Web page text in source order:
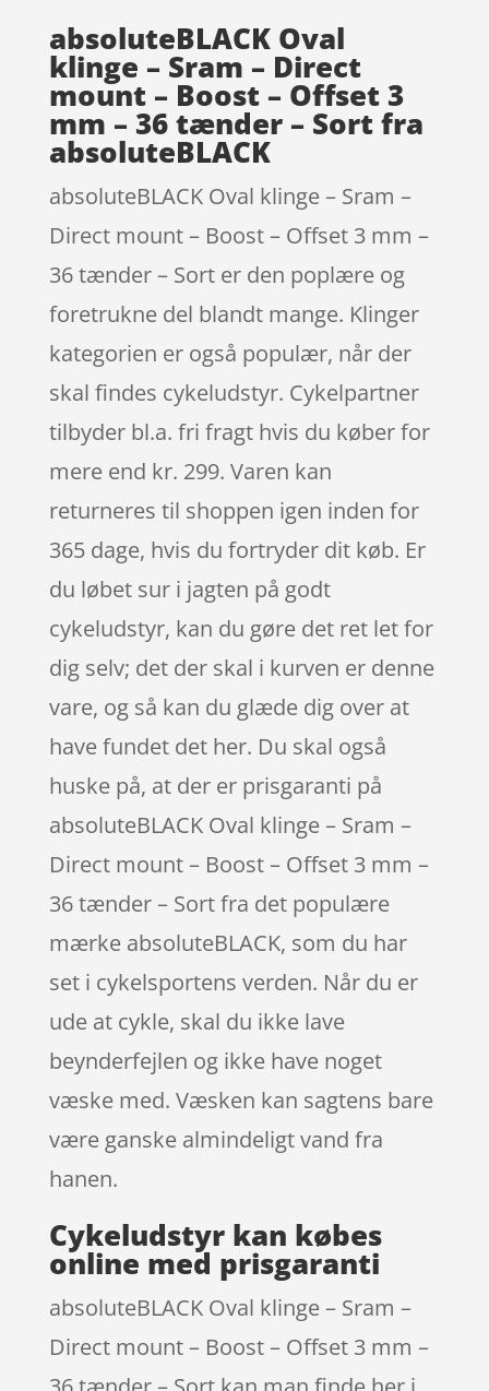
absoluteBLACK Oval
klinge – Sram – Direct
mount – Boost – Offset 3
mm – 36 tænder – Sort fra
absoluteBLACK
absoluteBLACK Oval klinge – Sram –
Direct mount – Boost – Offset 3 mm –
36 tænder – Sort er den poplære og
foretrukne del blandt mange. Klinger
kategorien er også populær, når der
skal findes cykeludstyr. Cykelpartner
tilbyder bl.a. fri fragt hvis du køber for
mere end kr. 299. Varen kan
returneres til shoppen igen inden for
365 dage, hvis du fortryder dit køb. Er
du løbet sur i jagten på godt
cykeludstyr, kan du gøre det ret let for
dig selv; det der skal i kurven er denne
vare, og så kan du glæde dig over at
have fundet det her. Du skal også
huske på, at der er prisgaranti på
absoluteBLACK Oval klinge – Sram –
Direct mount – Boost – Offset 3 mm –
36 tænder – Sort fra det populære
mærke absoluteBLACK, som du har
set i cykelsportens verden. Når du er
ude at cykle, skal du ikke lave
beynderfejlen og ikke have noget
væske med. Væsken kan sagtens bare
være ganske almindeligt vand fra
hanen.
Cykeludstyr kan købes
online med prisgaranti
absoluteBLACK Oval klinge – Sram –
Direct mount – Boost – Offset 3 mm –